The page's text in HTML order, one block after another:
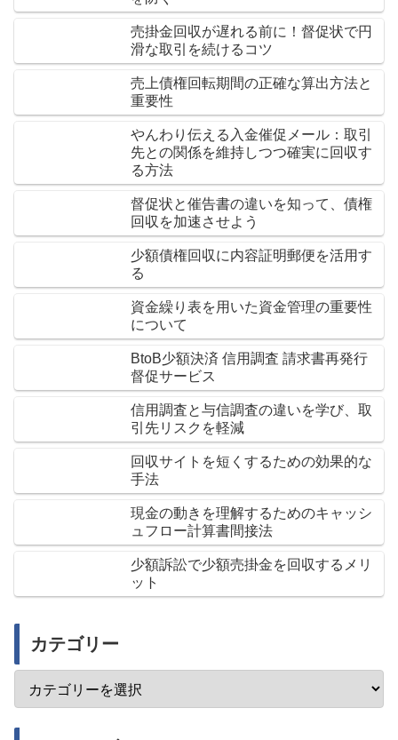
売掛金回収が遅れる前に！督促状で円
滑な取引を続けるコツ
売上債権回転期間の正確な算出方法と
重要性
やんわり伝える入金催促メール：取引
先との関係を維持しつつ確実に回収す
る方法
督促状と催告書の違いを知って、債権
回収を加速させよう
少額債権回収に内容証明郵便を活用す
る
資金繰り表を用いた資金管理の重要性
について
BtoB少額決済 信用調査 請求書再発行
督促サービス
信用調査と与信調査の違いを学び、取
引先リスクを軽減
回収サイトを短くするための効果的な
手法
現金の動きを理解するためのキャッシ
ュフロー計算書間接法
少額訴訟で少額売掛金を回収するメリ
ット
カテゴリー